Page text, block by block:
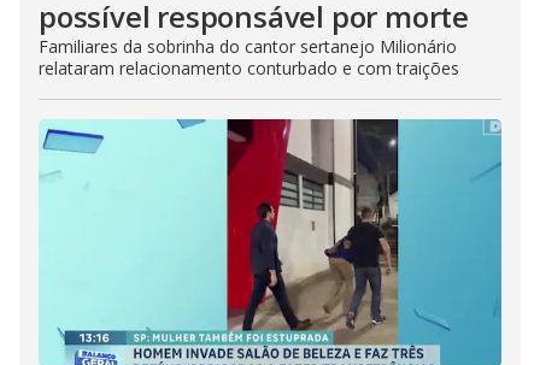
possível responsável por morte
Familiares da sobrinha do cantor sertanejo Milionário
relataram relacionamento conturbado e com traições